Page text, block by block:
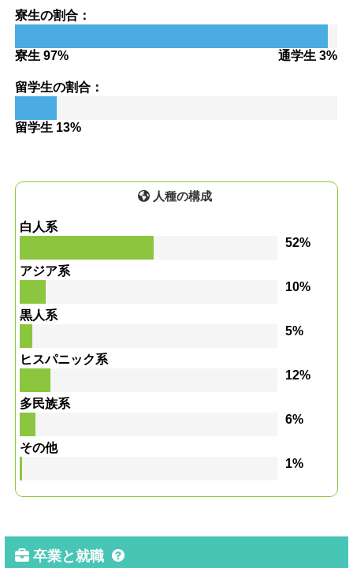
寮生の割合：
寮生 97% 通学生 3%
留学生の割合：
留学生 13%
人種の構成
白人系
52%
アジア系
10%
黒人系
5%
ヒスパニック系
12%
多民族系
6%
その他
1%
卒業と就職